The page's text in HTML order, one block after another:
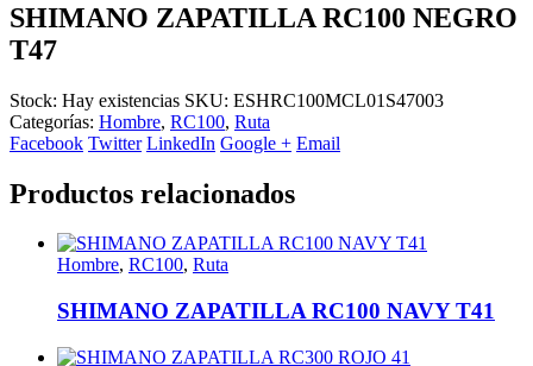
SHIMANO ZAPATILLA RC100 NEGRO
T47
Stock: Hay existencias SKU: ESHRC100MCL01S47003
Categorías: Hombre, RC100, Ruta
Facebook Twitter LinkedIn Google + Email
Productos relacionados
Hombre, RC100, Ruta
SHIMANO ZAPATILLA RC100 NAVY T41